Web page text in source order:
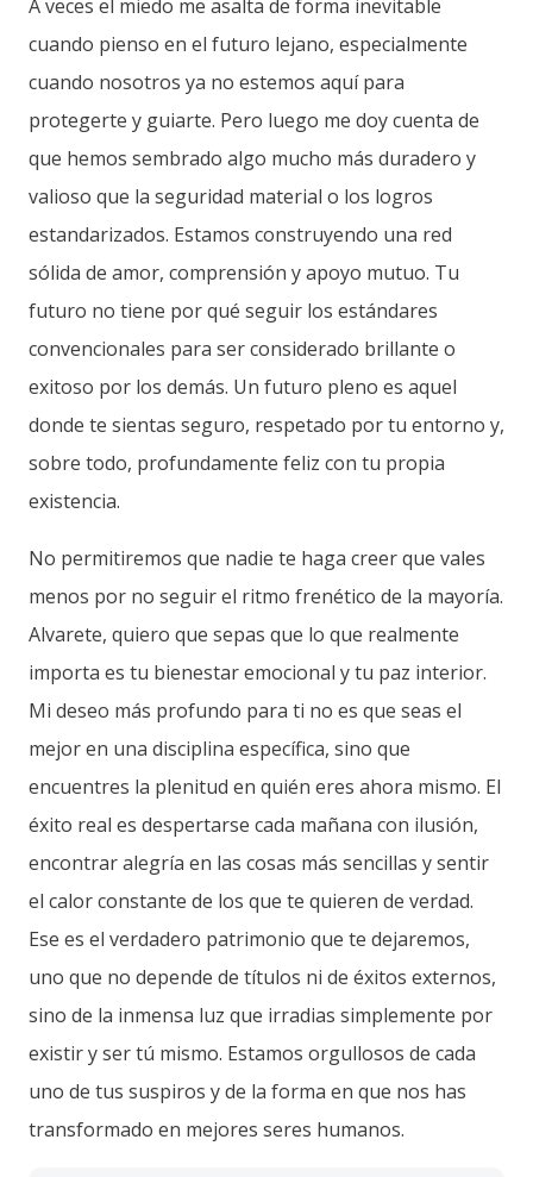
A veces el miedo me asalta de forma inevitable
cuando pienso en el futuro lejano, especialmente
cuando nosotros ya no estemos aquí para
protegerte y guiarte. Pero luego me doy cuenta de
que hemos sembrado algo mucho más duradero y
valioso que la seguridad material o los logros
estandarizados. Estamos construyendo una red
sólida de amor, comprensión y apoyo mutuo. Tu
futuro no tiene por qué seguir los estándares
convencionales para ser considerado brillante o
exitoso por los demás. Un futuro pleno es aquel
donde te sientas seguro, respetado por tu entorno y,
sobre todo, profundamente feliz con tu propia
existencia.
No permitiremos que nadie te haga creer que vales
menos por no seguir el ritmo frenético de la mayoría.
Alvarete, quiero que sepas que lo que realmente
importa es tu bienestar emocional y tu paz interior.
Mi deseo más profundo para ti no es que seas el
mejor en una disciplina específica, sino que
encuentres la plenitud en quién eres ahora mismo. El
éxito real es despertarse cada mañana con ilusión,
encontrar alegría en las cosas más sencillas y sentir
el calor constante de los que te quieren de verdad.
Ese es el verdadero patrimonio que te dejaremos,
uno que no depende de títulos ni de éxitos externos,
sino de la inmensa luz que irradias simplemente por
existir y ser tú mismo. Estamos orgullosos de cada
uno de tus suspiros y de la forma en que nos has
transformado en mejores seres humanos.